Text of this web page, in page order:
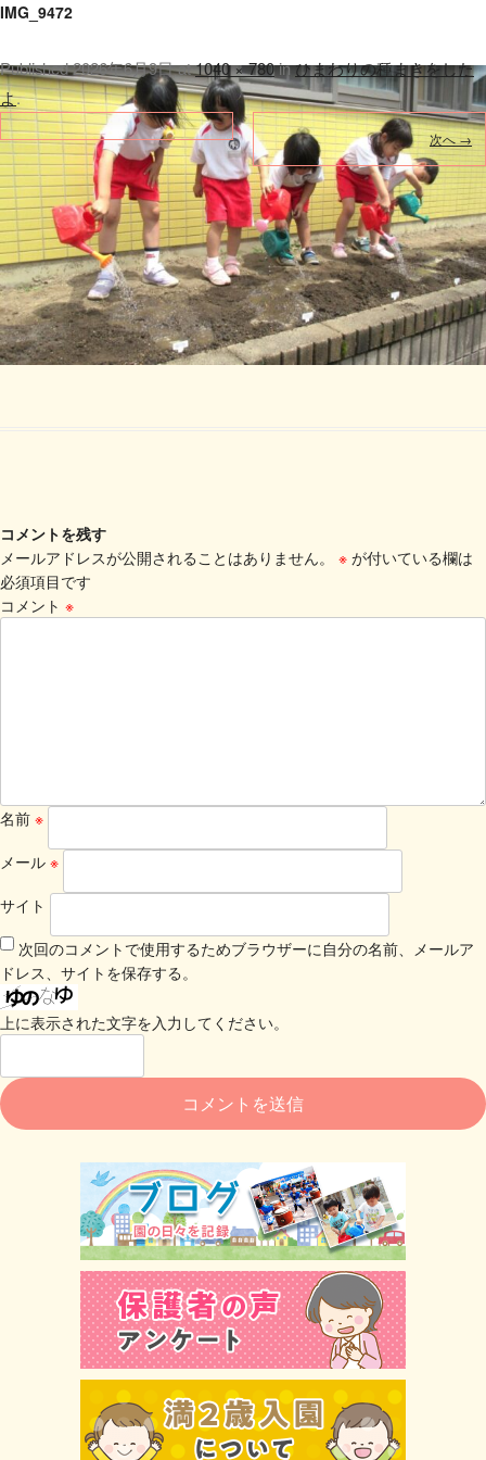
IMG_9472
Published2026年6月9日at1040 × 780inひまわりの種まきをした
よ.
次へ →
コメントを残す
メールアドレスが公開されることはありません。
※ が付いている欄は
必須項目です
コメント ※
名前 ※
メール ※
サイト
次回のコメントで使用するためブラウザーに自分の名前、メールア
ドレス、サイトを保存する。
上に表示された文字を入力してください。